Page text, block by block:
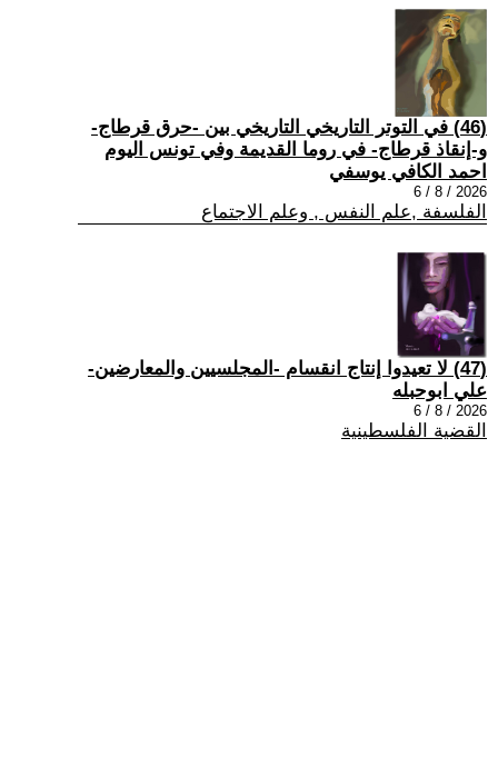
(46) في التوتر التاريخي التاريخي بين -حرق قرطاج-
و-إنقاذ قرطاج- في روما القديمة وفي تونس اليوم
احمد الكافي يوسفي
2026 / 8 / 6
الفلسفة ,علم النفس , وعلم الاجتماع
(47) لا تعيدوا إنتاج انقسام -المجلسيين والمعارضين-
علي ابوحبله
2026 / 8 / 6
القضية الفلسطينية